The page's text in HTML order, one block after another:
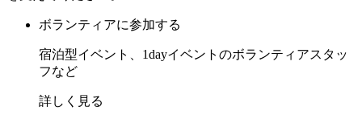
ボランティアに参加する
宿泊型イベント、1dayイベントのボランティアスタッ
フなど
詳しく見る